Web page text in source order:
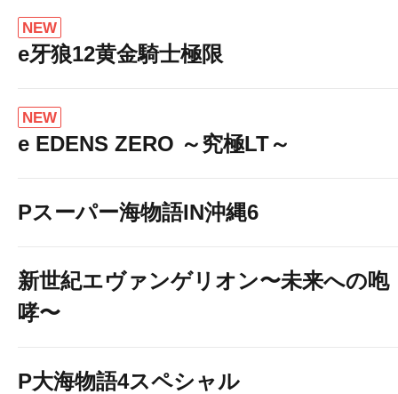
NEW
e牙狼12黄金騎士極限
NEW
e EDENS ZERO ～究極LT～
Pスーパー海物語IN沖縄6
新世紀エヴァンゲリオン〜未来への咆
哮〜
P大海物語4スペシャル